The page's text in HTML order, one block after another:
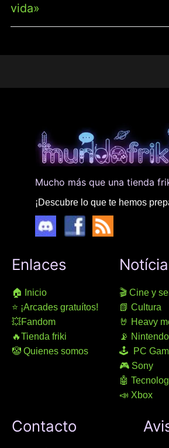
vida»
Mucho más que una tienda
¡Descubre lo que te hemos
Enlaces
🏠 Inicio
⭐ ¡Arcades gratuítos!
💥Fandom
🔥Tienda friki
🤡 Quienes somos
🎬 Cine y
📗 Cultura
🤘 Heavy
📡 Nintendo
🕹 PC
🎮 Sony
🤖
📣 Xbox
Contacto